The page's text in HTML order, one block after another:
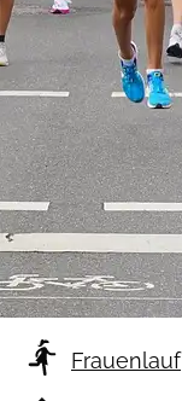
Frauenlauf